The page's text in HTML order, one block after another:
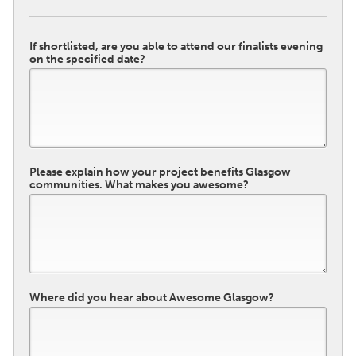
If shortlisted, are you able to attend our finalists evening
on the specified date?
Please explain how your project benefits Glasgow
communities. What makes you awesome?
Where did you hear about Awesome Glasgow?